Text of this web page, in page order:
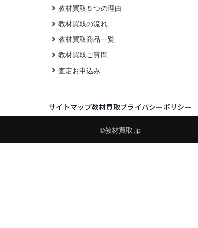
教材買取５つの理由
教材買取の流れ
教材買取商品一覧
教材買取ご質問
査定お申込み
サイトマップ教材買取プライバシーポリシー
©教材買取.jp